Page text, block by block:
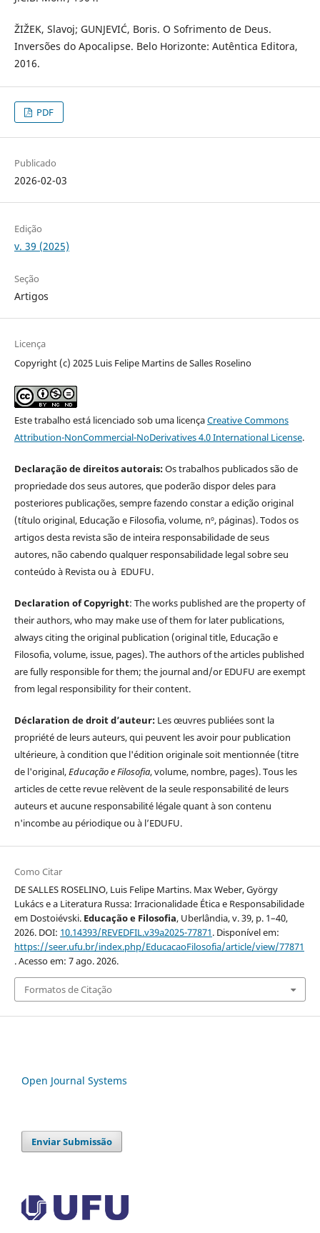
ŽIŽEK, Slavoj; GUNJEVIĆ, Boris. O Sofrimento de Deus.
Inversões do Apocalipse. Belo Horizonte: Autêntica Editora,
2016.
PDF
Publicado
2026-02-03
Edição
v. 39 (2025)
Seção
Artigos
Licença
Copyright (c) 2025 Luis Felipe Martins de Salles Roselino
Este trabalho está licenciado sob uma licençaCreative Commons
Attribution-NonCommercial-NoDerivatives 4.0 International License.
Declaração de direitos autorais:Os trabalhos publicados são de
propriedade dos seus autores, que poderão dispor deles para
posteriores publicações, sempre fazendo constar a edição original
(título original, Educação e Filosofia, volume, nº, páginas). Todos os
artigos desta revista são de inteira responsabilidade de seus
autores, não cabendo qualquer responsabilidade legal sobre seu
conteúdo à Revista ou à EDUFU.
Declaration of Copyright: The works published are the property of
their authors, who may make use of them for later publications,
always citing the original publication (original title, Educação e
Filosofia, volume, issue, pages). The authors of the articles published
are fully responsible for them; the journal and/or EDUFU are exempt
from legal responsibility for their content.
Déclaration de droit d’auteur: Les œuvres publiées sont la
propriété de leurs auteurs, qui peuvent les avoir pour publication
ultérieure, à condition que l'édition originale soit mentionnée (titre
de l'original,Educação e Filosofia, volume, nombre, pages). Tous les
articles de cette revue relèvent de la seule responsabilité de leurs
auteurs et aucune responsabilité légale quant à son contenu
n'incombe au périodique ou à l’EDUFU.
Como Citar
DE SALLES ROSELINO, Luis Felipe Martins. Max Weber, György
Lukács e a Literatura Russa: Irracionalidade Ética e Responsabilidade
em Dostoiévski. Educação e Filosofia, Uberlândia, v. 39, p. 1–40,
2026. DOI: 10.14393/REVEDFIL.v39a2025-77871. Disponível em:
https://seer.ufu.br/index.php/EducacaoFilosofia/article/view/77871
. Acesso em: 7 ago. 2026.
Formatos de Citação
Open Journal Systems
Enviar Submissão